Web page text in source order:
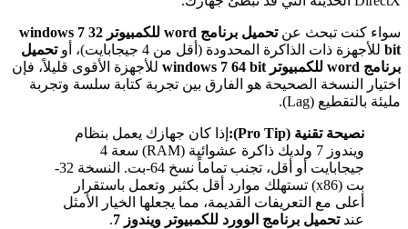
سواء كنت تبحث عن
تحميل برنامج word للكمبيوتر windows 7 32
bit للأجهزة ذات الذاكرة المحدودة (أقل من 4 جيجابايت)، أو
تحميل
برنامج word للكمبيوتر windows 7 64 bit
للأجهزة الأقوى قليلاً، فإن
اختيار النسخة الصحيحة هو الفارق بين تجربة كتابة سلسة وتجربة
مليئة بالتقطيع (Lag).
نصيحة تقنية (Pro Tip):
إذا كان جهازك يعمل بنظام
ويندوز 7 ولديك ذاكرة عشوائية (RAM) سعة 4
جيجابايت أو أقل، تجنب تماماً نسخ 64-بت. النسخة 32-
بت (x86) تستهلك موارد أقل بكثير وتعمل باستقرار
أعلى مع التعريفات القديمة، مما يجعلها الخيار الأمثل
عندتحميل برنامج الوورد للكمبيوتر ويندوز 7 .